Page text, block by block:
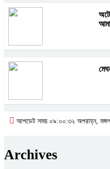
আপডেট সময় ০৯:০০:৩২ অপরাহ্ন,
Archives